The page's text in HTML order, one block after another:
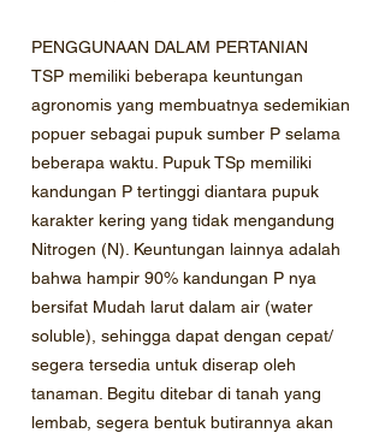
PENGGUNAAN DALAM PERTANIAN
TSP memiliki beberapa keuntungan
agronomis yang membuatnya sedemikian
popuer sebagai pupuk sumber P selama
beberapa waktu. Pupuk TSp memiliki
kandungan P tertinggi diantara pupuk
karakter kering yang tidak mengandung
Nitrogen (N). Keuntungan lainnya adalah
bahwa hampir 90% kandungan P nya
bersifat Mudah larut dalam air (water
soluble), sehingga dapat dengan cepat/
segera tersedia untuk diserap oleh
tanaman. Begitu ditebar di tanah yang
lembab, segera bentuk butirannya akan